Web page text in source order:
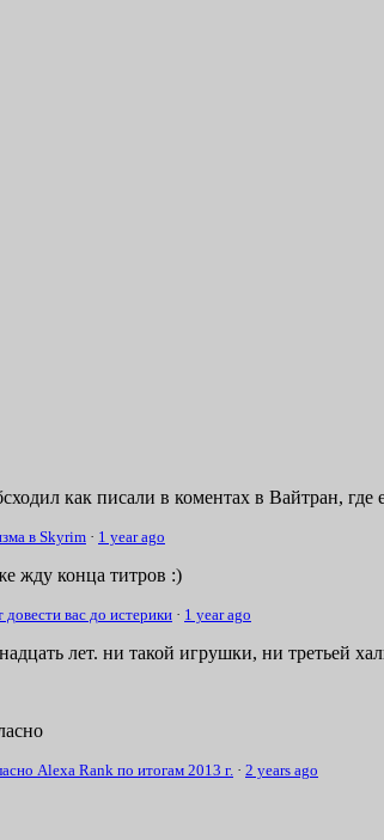
как писали в коментах в Вайтран, где
в Skyrim · 1 year ago
жду конца титров :)
вас до истерики · 1 year ago
лет. ни такой игрушки, ни третьей
Alexa Rank по итогам 2013 г. · 2 years ago